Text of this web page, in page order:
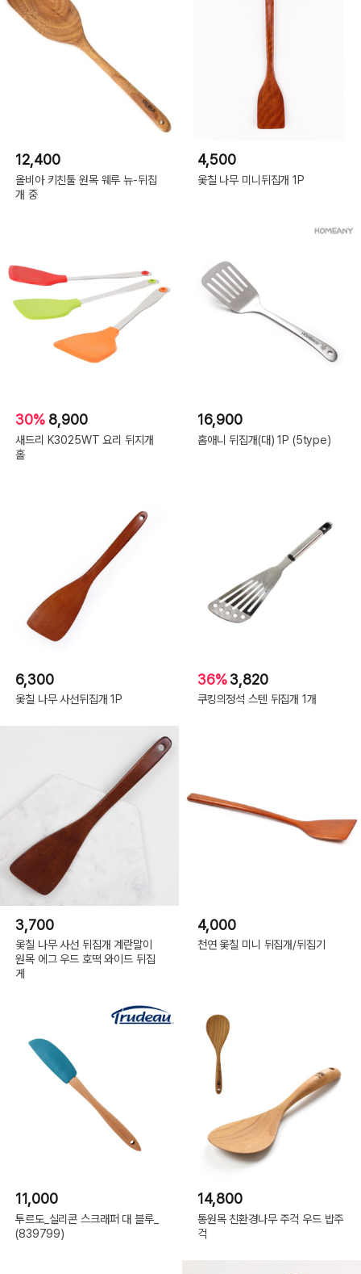
12,400
올비아 키친툴 원목 웨루 뉴-뒤집
개 중
4,500
옻칠 나무 미니뒤집개 1P
30% 8,900
새드리 K3025WT 요리 뒤지개
홀
16,900
홈애니 뒤집개(대) 1P (5type)
6,300
옻칠 나무 사선뒤집개 1P
36%3,820
쿠킹의정석 스텐 뒤집개 1개
3,700
옻칠 나무 사선 뒤집개 계란말이
원목 에그 우드 호떡 와이드 뒤집
게
4,000
천연 옻칠 미니 뒤집개/뒤집기
11,000
투르도_실리콘 스크래퍼 대 블루_
(839799)
14,800
통원목 친환경나무 주걱 우드 밥주
걱